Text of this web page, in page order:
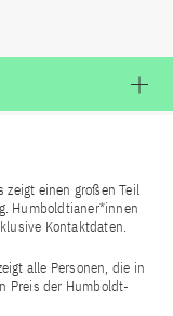
zeigt einen großen Teil
Humboldtianer*innen
Kontaktdaten.
alle Personen, die in
Preis der Humboldt-